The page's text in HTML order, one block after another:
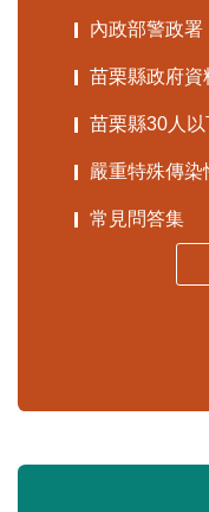
內政部警政署
苗栗縣政府資
苗栗縣30人
嚴重特殊傳染
常見問答集